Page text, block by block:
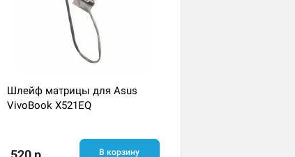
Шлейф матрицы для Asus
VivoBook X521EQ
В корзину